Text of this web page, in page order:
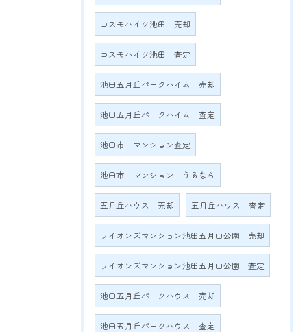
コスモハイツ池田 売却
コスモハイツ池田 査定
池田五月丘パークハイム 売却
池田五月丘パークハイム 査定
池田市 マンション査定
池田市 マンション うるなら
五月丘ハウス 売却 五月丘ハウス 査定
ライオンズマンション池田五月山公園 売却
ライオンズマンション池田五月山公園 査定
池田五月丘パークハウス 売却
池田五月丘パークハウス 査定